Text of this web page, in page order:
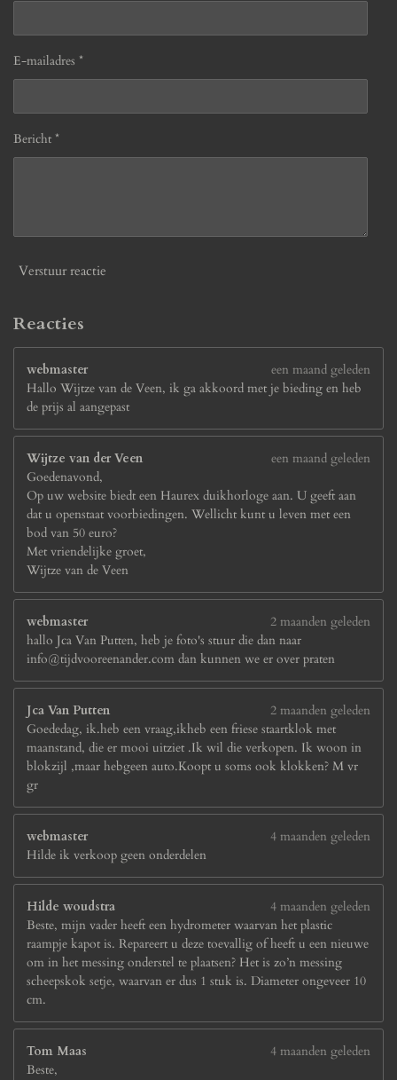
E-mailadres *
Bericht *
Verstuur reactie
Reacties
webmaster
een maand geleden
Hallo Wijtze van de Veen, ik ga akkoord met je bieding en heb
de prijs al aangepast
Wijtze van der Veen
een maand geleden
Goedenavond,
Op uw website biedt een Haurex duikhorloge aan. U geeft aan
dat u openstaat voorbiedingen. Wellicht kunt u leven met een
bod van 50 euro?
Met vriendelijke groet,
Wijtze van de Veen
webmaster
2 maanden geleden
hallo Jca Van Putten, heb je foto's stuur die dan naar
info@tijdvooreenander.com dan kunnen we er over praten
Jca Van Putten
2 maanden geleden
Goededag, ik.heb een vraag,ikheb een friese staartklok met
maanstand, die er mooi uitziet .Ik wil die verkopen. Ik woon in
blokzijl ,maar hebgeen auto.Koopt u soms ook klokken? M vr
gr
webmaster
4 maanden geleden
Hilde ik verkoop geen onderdelen
Hilde woudstra
4 maanden geleden
Beste, mijn vader heeft een hydrometer waarvan het plastic
raampje kapot is. Repareert u deze toevallig of heeft u een nieuwe
om in het messing onderstel te plaatsen? Het is zo’n messing
scheepskok setje, waarvan er dus 1 stuk is. Diameter ongeveer 10
cm.
Tom Maas
4 maanden geleden
Beste,